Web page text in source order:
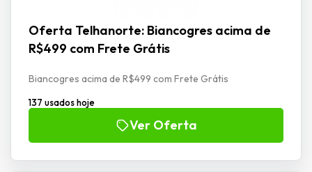
Oferta Telhanorte: Biancogres acima de
R$499 com Frete Grátis
Biancogres acima de R$499 com Frete Grátis
137 usados hoje
Ver Oferta